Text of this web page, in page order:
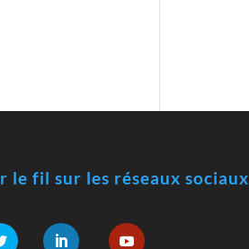
le fil sur les réseaux sociaux